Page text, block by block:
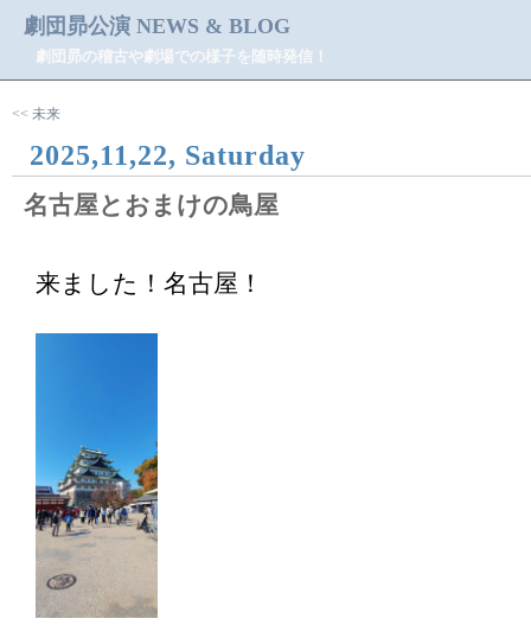
劇団昴公演 NEWS & BLOG
劇団昴の稽古や劇場での様子を随時発信！
<< 未来
2025,11,22, Saturday
名古屋とおまけの鳥屋
来ました！名古屋！